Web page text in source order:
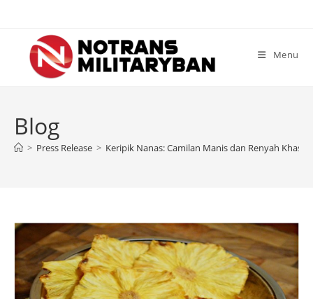
content
Menu
Blog
> Press Release > Keripik Nanas: Camilan Manis dan Renyah Khas